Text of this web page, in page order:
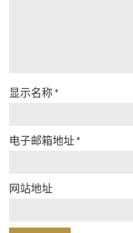
显示名称 *
电子邮箱地址 *
网站地址